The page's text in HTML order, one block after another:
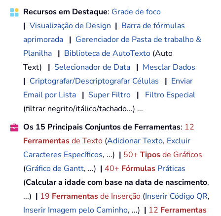
Recursos em Destaque: Grade de foco
| Visualização de Design | Barra de fórmulas
aprimorada | Gerenciador de Pasta de trabalho &
Planilha | Biblioteca de AutoTexto (Auto
Text) | Selecionador de Data | Mesclar Dados
| Criptografar/Descriptografar Células | Enviar
Email por Lista | Super Filtro |
Filtro Especial
(filtrar negrito/itálico/tachado...) ...
Os 15 Principais Conjuntos de Ferramentas: 12
Ferramentasde Texto (Adicionar Texto, Excluir
Caracteres Específicos, ...) | 50+ Tiposde Gráficos
(Gráfico de Gantt, ...) | 40+ Fórmulas Práticas
(Calcular a idade com base na data de nascimento,
...) | 19 Ferramentasde Inserção (Inserir Código QR,
Inserir Imagem pelo Caminho, ...) | 12 Ferramentas